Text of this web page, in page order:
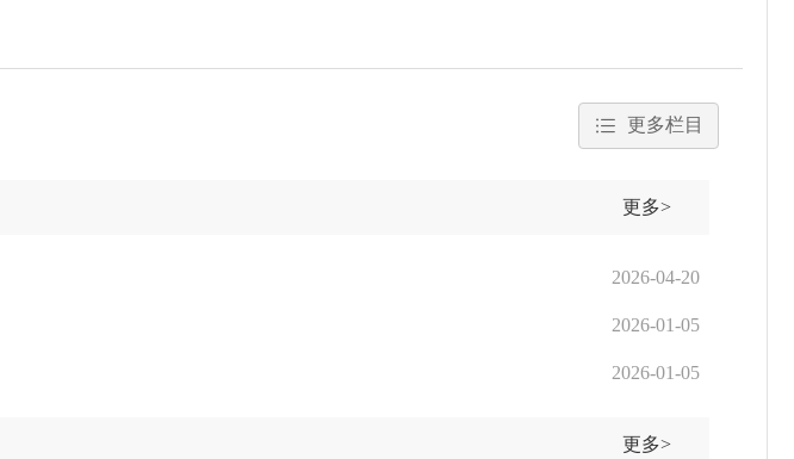
更多栏目
更多>
2026-04-20
2026-01-05
2026-01-05
更多>